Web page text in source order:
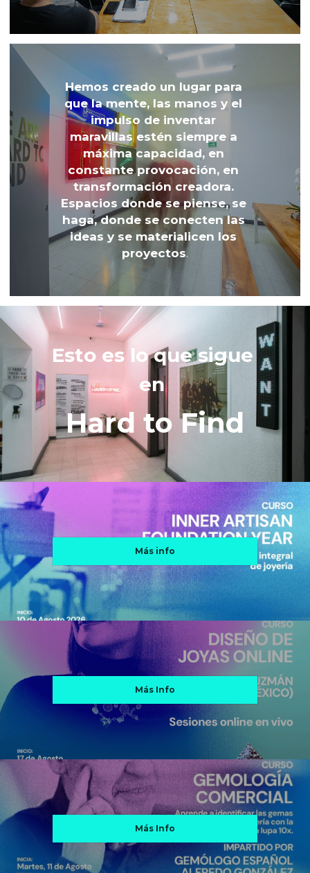
Hemos creado un lugar para
que la mente, las manos y el
impulso de inventar
maravillas estén siempre a
máxima capacidad, en
constante provocación, en
transformación creadora.
Espacios donde se piense, se
haga, donde se conecten las
ideas y se materialicen los
proyectos.
Esto es lo que sigue
en
Hard to Find
Más info
Más Info
Más Info